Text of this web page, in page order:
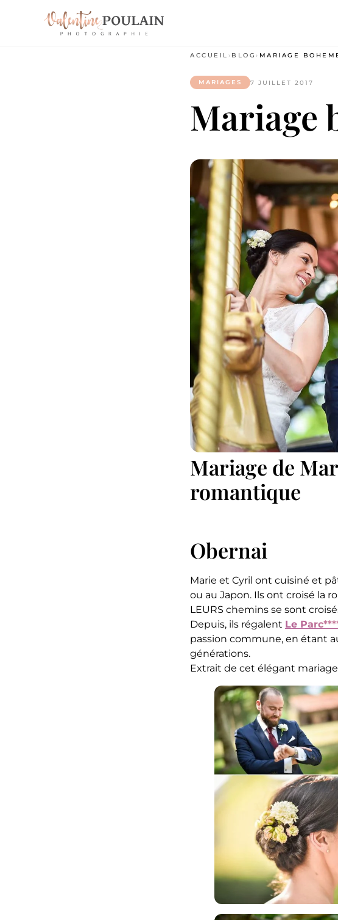
ACCUEIL › BLOG › MARIAGE
MARIAGES 7 JUILLET 2017
Mariage
Mariage de
romantique
Obernai
Marie et Cyril ont cuisiné et
ou au Japon. Ils ont croisé la
LEURS chemins se sont
Depuis, ils régalent Le
passion commune, en étant
générations.
Extrait de cet élégant